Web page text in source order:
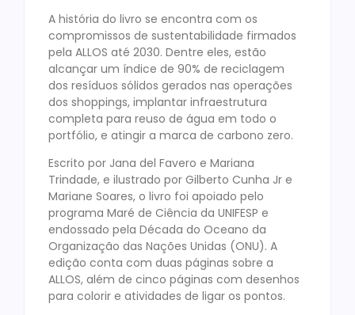
A história do livro se encontra com os
compromissos de sustentabilidade firmados
pela ALLOS até 2030. Dentre eles, estão
alcançar um índice de 90% de reciclagem
dos resíduos sólidos gerados nas operações
dos shoppings, implantar infraestrutura
completa para reuso de água em todo o
portfólio, e atingir a marca de carbono zero.
Escrito por Jana del Favero e Mariana
Trindade, e ilustrado por Gilberto Cunha Jr e
Mariane Soares, o livro foi apoiado pelo
programa Maré de Ciência da UNIFESP e
endossado pela Década do Oceano da
Organização das Nações Unidas (ONU). A
edição conta com duas páginas sobre a
ALLOS, além de cinco páginas com desenhos
para colorir e atividades de ligar os pontos.